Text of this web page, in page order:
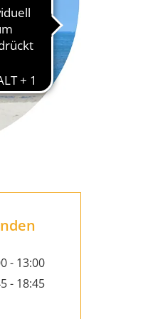
- 13:00
- 18:45